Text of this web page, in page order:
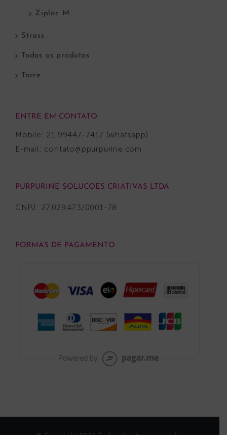
Ziploc M
Strass
Todos os produtos
Torre
ENTRE EM CONTATO
Mobile: 21 99447-7417 (whatsapp)
E-mail: contato@ppurpurine.com
PURPURINE SOLUCOES CRIATIVAS LTDA
CNPJ: 27.029.473/0001-78
FORMAS DE PAGAMENTO